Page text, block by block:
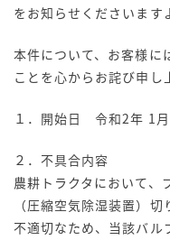
をお知らせくださいます
本件について、お客様に
ことを心からお詫び申し
１．開始日 令和2年 1
２．不具合内容
農耕トラクタにおいて、
（圧縮空気除湿装置）
不適切なため、当該バル